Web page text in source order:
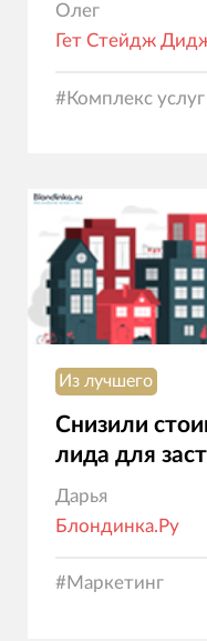
Олег
Гет Стейдж
#Комплекс услуг
Из лучшего
Снизили
лида для
Дарья
Блондинка.Ру
#Маркетинг